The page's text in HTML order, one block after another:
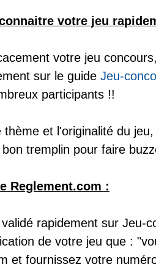
à rédaction du règlement ( hors
chez Huissier de Justice
de jeu & concours+ Tirage au
résultat déposé chez un
Jeu & Concours chez
€ HT + 2x 15.09€ de taxe et
Jeu Concours chez Huissier
règlement de jeu & concours+
et résultat déposé chez
votre jeu
votre jeu
sur le guide Jeu-
participants !!
thème et l'originalité du
tremplin pour faire
Reglement.com :
rapidement sur Jeu-
de votre jeu que :
et fournissez votre